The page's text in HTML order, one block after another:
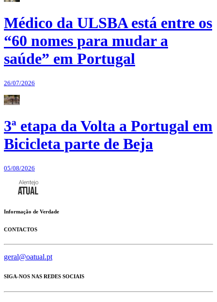
Médico da ULSBA está entre os
“60 nomes para mudar a
saúde” em Portugal
26/07/2026
3ª etapa da Volta a Portugal em
Bicicleta parte de Beja
05/08/2026
Informação de Verdade
CONTACTOS
geral@oatual.pt
SIGA-NOS NAS REDES SOCIAIS